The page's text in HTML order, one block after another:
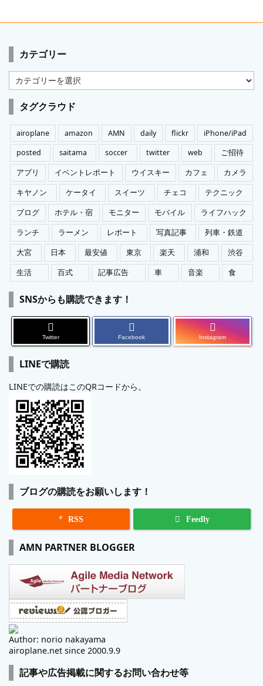
カテゴリー
テ
ゴ
ー
タグクラウド
airoplane amazon AMN daily flickr
iPhone/iPad
posted
saitama soccer twitter web
ご招待
アプリ
イベントレポート ウイスキー カフェ
カメラ
キヤノン
ケータイ スイーツ チェコ
テクニック
ブログ
ホテル・宿 モニター モバイル
ライフハック
ランチ
ラーメン レポート 写真記事
列車・鉄道
大宮
日本 最安値 東京 楽天 浦和
渋谷
生活
百式 記事広告 車 音楽 食
SNSからも購読できます！
Twitter Facebook Instagram
LINEで購読
LINEでの購読はこのQRコードから。
ブログの購読をお願いします！
 RSS Feedly
AMN PARTNER BLOGGER
Author: norio nakayama
airoplane.net since 2000.9.9
記事や広告掲載に関するお問い合わせ等